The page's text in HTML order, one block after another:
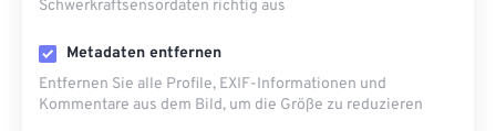
Schwerkraftsensordaten richtig aus
Metadaten entfernen
Entfernen Sie alle Profile, EXIF-Informationen und
Kommentare aus dem Bild, um die Größe zu reduzieren